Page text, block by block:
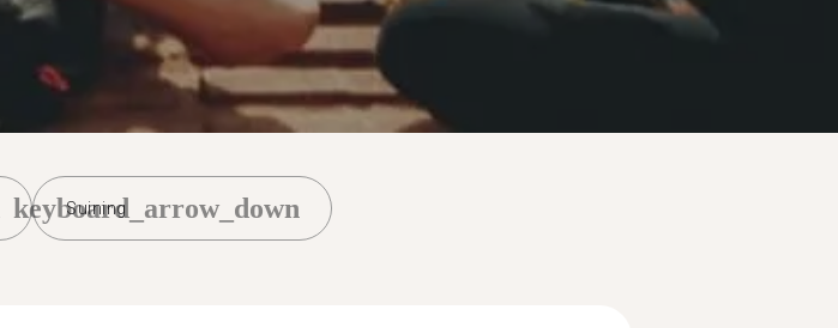
Suining
keyboard_arrow_down